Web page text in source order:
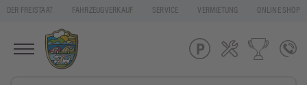
DER FREISTAAT FAHRZEUGVERKAUF SERVICE VERMIETUNG ONLINE SHOP